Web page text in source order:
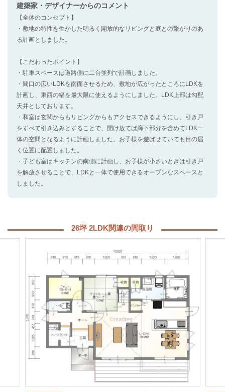
建築家・デザイナーからのコメント
【全体のコンセプト】
・敷地の特性を生かした明るく開放的なリビングと庭との繋がりのあ
る計画としました。
【こだわったポイント】
・駐車スペースは道路側に二台並列で計画しました。
・間口の広いLDKを南面させるため、敷地が広がったところにLDKを
計画し、東西の幅を最大限に使えるようにしました。LDK上部は勾配
天井としております。
・和室は玄関からもリビングからもアクセスできるようにし、引き戸
をすべて引き込みとすることで、開け放てば廊下部分を含めてLDK一
体の空間となるように計画しました。お子様を遊ばせていても目の届
く位置に配置しました。
・子ども室はキッチンの南側に計画し、お子様が小さいときは引き戸
を解放させることで、LDKと一体で使用できるオープンなスペースと
しました。
26坪 2LDK関連の間取り